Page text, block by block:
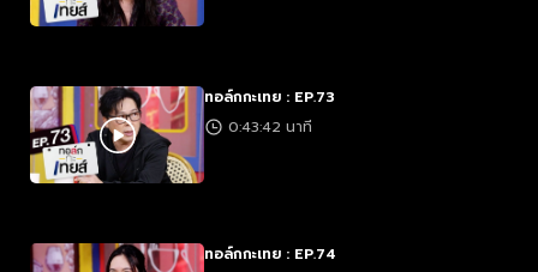
ทอล์กกะเทย : EP.73
0:43:42 นาที
ทอล์กกะเทย : EP.74